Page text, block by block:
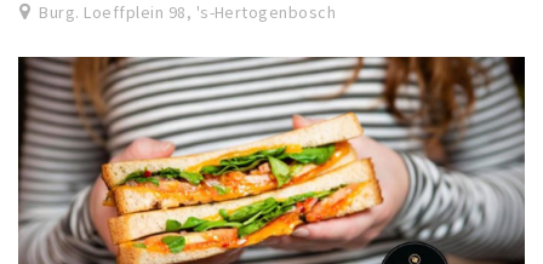
Burg. Loeffplein 98, 's-Hertogenbosch